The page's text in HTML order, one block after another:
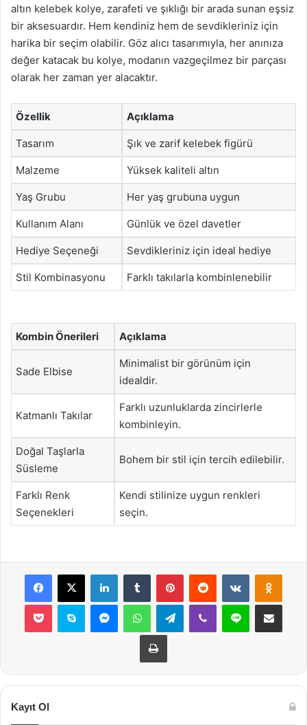
altın kelebek kolye, zarafeti ve şıklığı bir arada sunan eşsiz
bir aksesuardır. Hem kendiniz hem de sevdikleriniz için
harika bir seçim olabilir. Göz alıcı tasarımıyla, her anınıza
değer katacak bu kolye, modanın vazgeçilmez bir parçası
olarak her zaman yer alacaktır.
Özellik Açıklama
Tasarım Şık ve zarif kelebek figürü
Malzeme Yüksek kaliteli altın
Yaş Grubu Her yaş grubuna uygun
Kullanım Alanı Günlük ve özel davetler
Hediye Seçeneği Sevdikleriniz için ideal hediye
Stil Kombinasyonu Farklı takılarla kombinlenebilir
Kombin Önerileri Açıklama
Sade Elbise
Minimalist bir görünüm için
idealdir.
Katmanlı Takılar
Farklı uzunluklarda zincirlerle
kombinleyin.
Doğal Taşlarla
Süsleme
Bohem bir stil için tercih edilebilir.
Farklı Renk
Seçenekleri
Kendi stilinize uygun renkleri
seçin.
Facebook
X LinkedInTumblr PinterestReddit VKontakte
Pocket Skype MessengerWhatsAppTelegramViber Line E-Posta ile
Yazdır
Kayıt Ol